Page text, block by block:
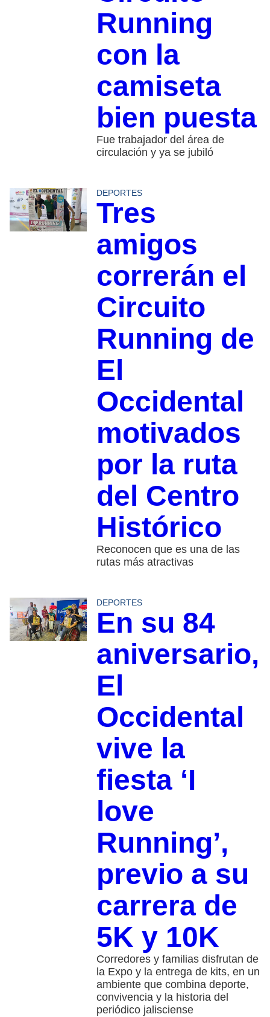
Running
con la
camiseta
bien puesta
Fue trabajador del área de
circulación y ya se jubiló
DEPORTES
Tres
amigos
correrán el
Circuito
Running de
El
Occidental
motivados
por la ruta
del Centro
Histórico
Reconocen que es una de las
rutas más atractivas
DEPORTES
En su 84
aniversario,
El
Occidental
vive la
fiesta ‘I
love
Running’,
previo a su
carrera de
5K y 10K
Corredores y familias disfrutan de
la Expo y la entrega de kits, en un
ambiente que combina deporte,
convivencia y la historia del
periódico jalisciense